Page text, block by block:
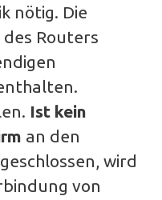
nötig. Die
Routers
Ist kein
an den
wird
von